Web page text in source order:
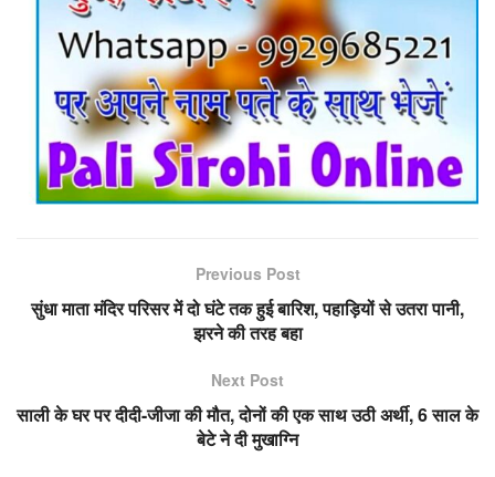
Previous Post
सुंधा माता मंदिर परिसर में दो घंटे तक हुई बारिश, पहाड़ियों से उतरा पानी,
झरने की तरह बहा
Next Post
साली के घर पर दीदी-जीजा की मौत, दोनों की एक साथ उठी अर्थी, 6 साल के
बेटे ने दी मुखाग्नि